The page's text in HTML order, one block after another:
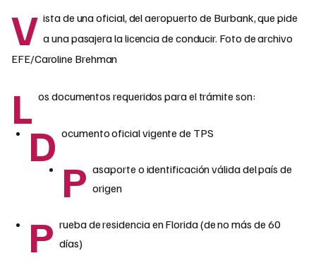
V ista de una oficial, del aeropuerto de Burbank, que pide
a una pasajera la licencia de conducir. Foto de archivo
EFE/Caroline Brehman
L os documentos requeridos para el trámite son:
D ocumento oficial vigente de TPS
P asaporte o identificación válida del país de
origen
P rueba de residencia en Florida (de no más de 60
días)